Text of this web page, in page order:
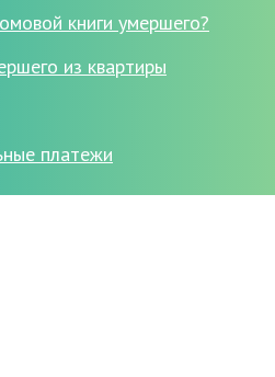
книги умершего?
из квартиры
платежи